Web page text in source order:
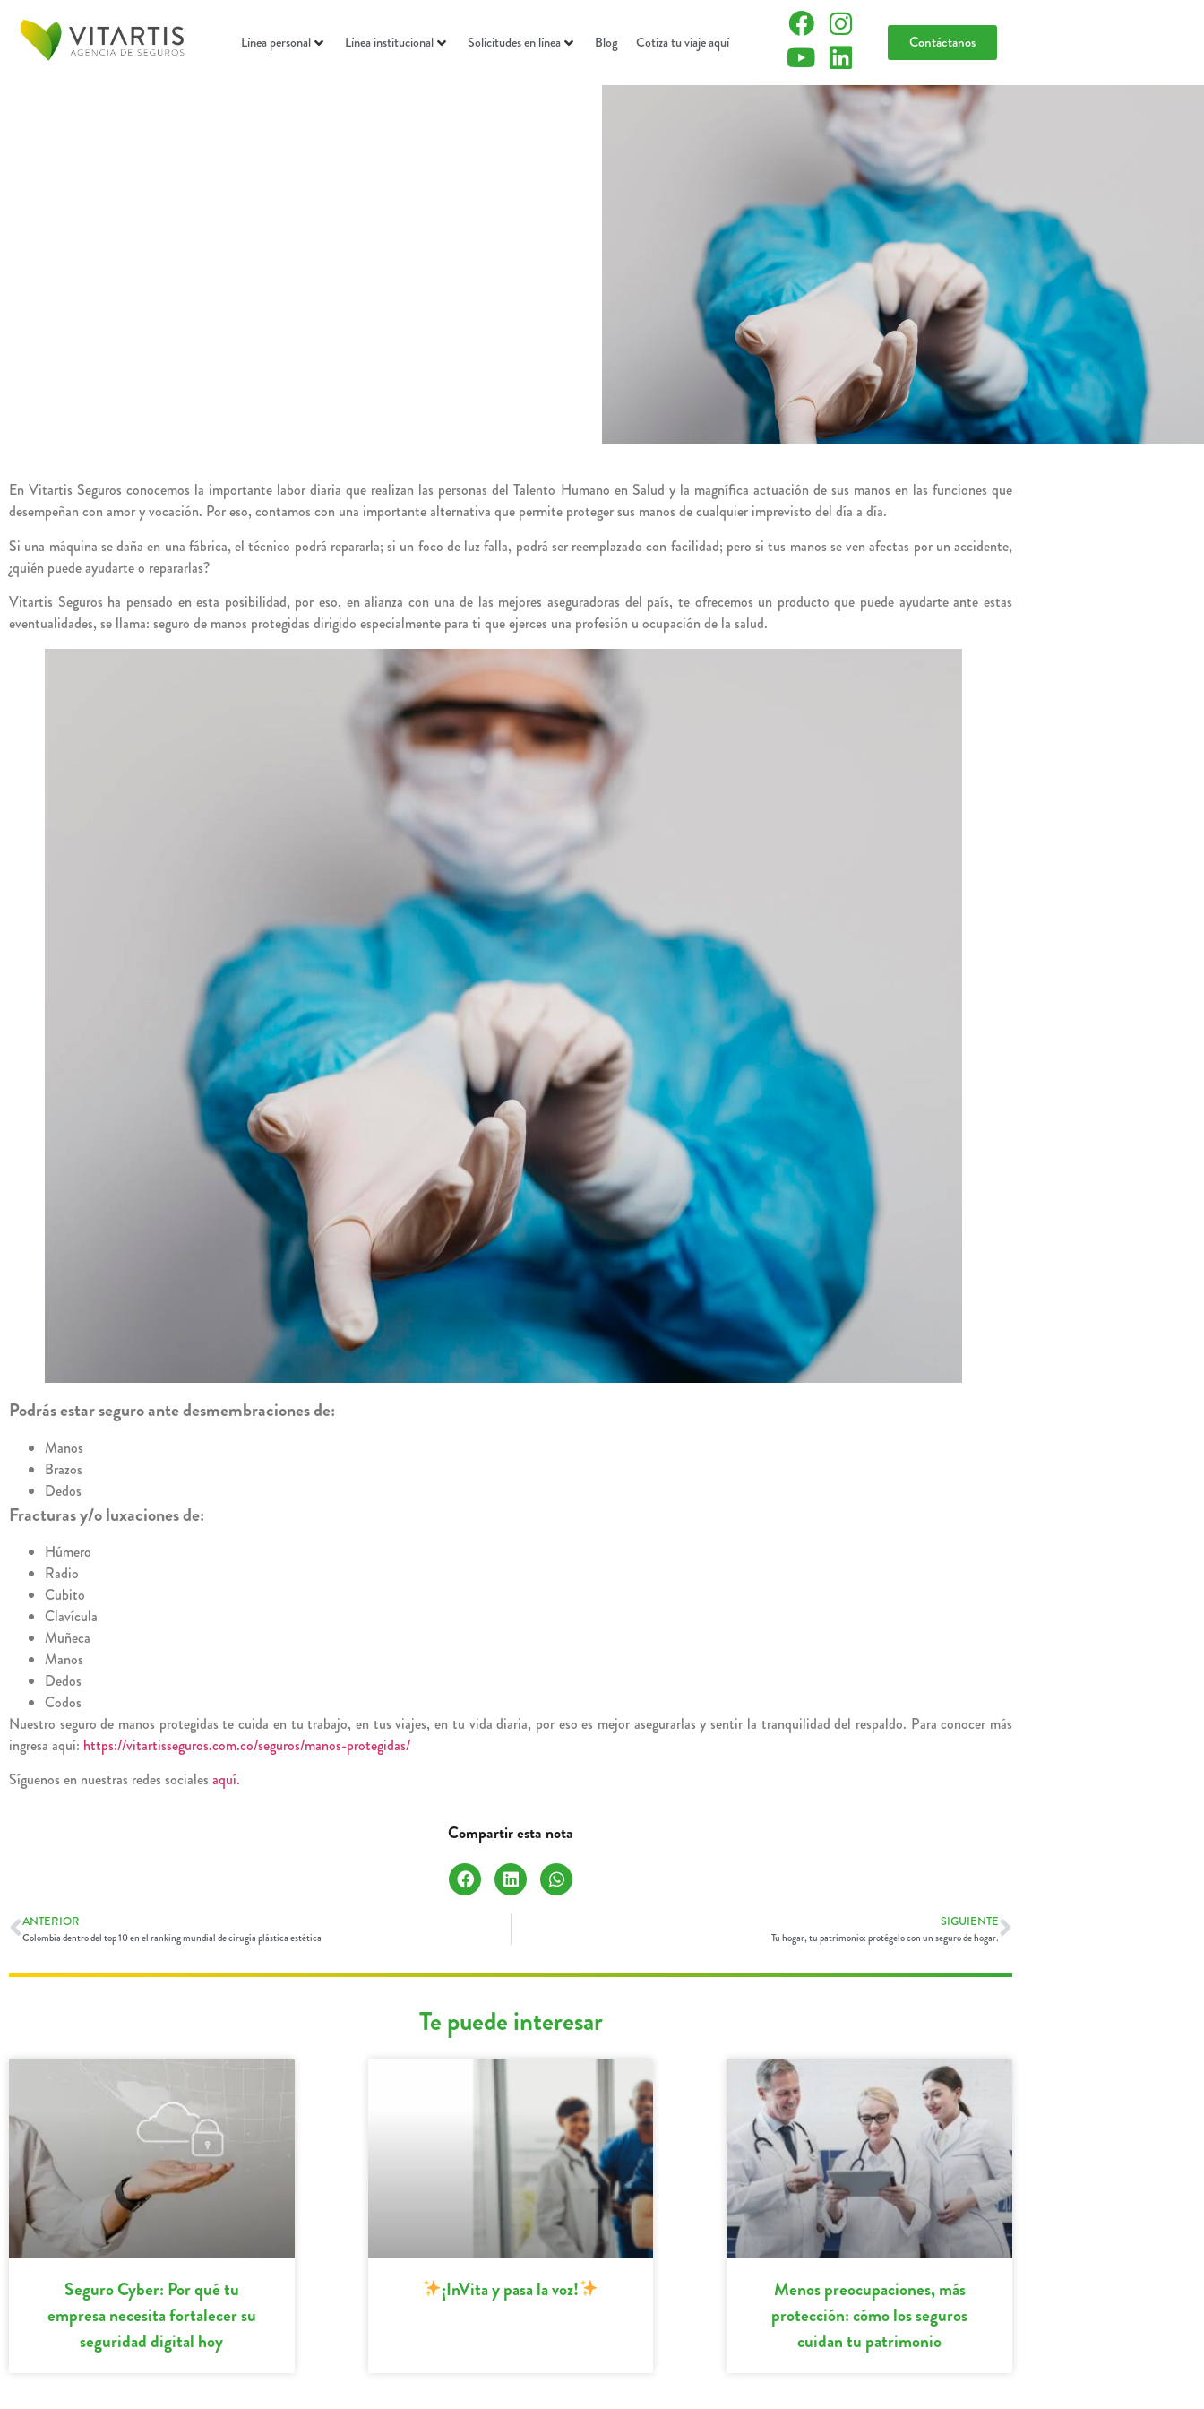
Línea personal Línea institucional Solicitudes en línea Blog Cotiza tu viaje aquí Contáctanos
En Vitartis Seguros conocemos la importante labor diaria que realizan las personas del Talento Humano en Salud y la magnífica actuación de sus manos en las funciones que
desempeñan con amor y vocación. Por eso, contamos con una importante alternativa que permite proteger sus manos de cualquier imprevisto del día a día.
Si una máquina se daña en una fábrica, el técnico podrá repararla; si un foco de luz falla, podrá ser reemplazado con facilidad; pero si tus manos se ven afectas por un accidente,
¿quién puede ayudarte o repararlas?
Vitartis Seguros ha pensado en esta posibilidad, por eso, en alianza con una de las mejores aseguradoras del país, te ofrecemos un producto que puede ayudarte ante estas
eventualidades, se llama: seguro de manos protegidas dirigido especialmente para ti que ejerces una profesión u ocupación de la salud.
Podrás estar seguro ante desmembraciones de:
Manos
Brazos
Dedos
Fracturas y/o luxaciones de:
Húmero
Radio
Cubito
Clavícula
Muñeca
Manos
Dedos
Codos
Nuestro seguro de manos protegidas te cuida en tu trabajo, en tus viajes, en tu vida diaria, por eso es mejor asegurarlas y sentir la tranquilidad del respaldo. Para conocer más
ingresa aquí: https://vitartisseguros.com.co/seguros/manos-protegidas/
Síguenos en nuestras redes sociales aquí.
Compartir esta nota
ANTERIOR
Colombia dentro del top 10 en el ranking mundial de cirugía plástica estética
SIGUIENTE
Tu hogar, tu patrimonio: protégelo con un seguro de hogar.
Te puede interesar
Seguro Cyber: Por qué tu
empresa necesita fortalecer su
seguridad digital hoy
¡InVita y pasa la voz!
Menos preocupaciones, más
protección: cómo los seguros
cuidan tu patrimonio